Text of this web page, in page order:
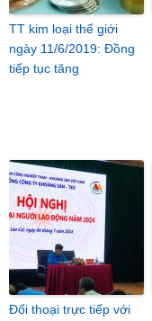
TT kim loại thế giới
ngày 11/6/2019: Đồng
tiếp tục tăng
Đối thoại trực tiếp với